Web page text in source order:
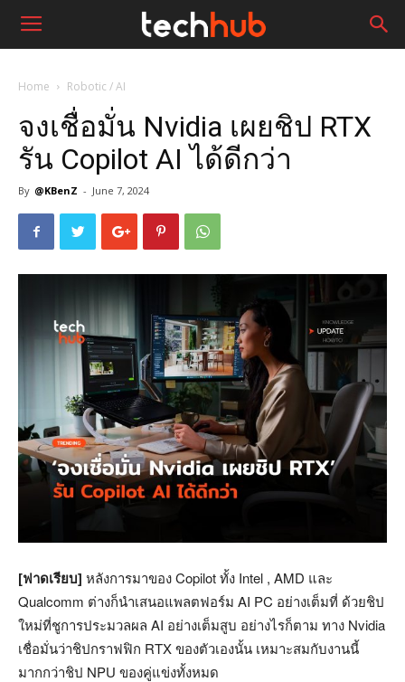
Home Robotic / AI
จงเชื่อมั่น Nvidia เผยชิป RTX
รัน Copilot AI ได้ดีกว่า
By @KBenZ - June 7, 2024
[ฟาดเรียบ] หลังการมาของ Copilot ทั้ง Intel , AMD และ
Qualcomm ต่างก็นำเสนอแพลตฟอร์ม AI PC อย่างเต็มที่ ด้วยชิป
ใหม่ที่ชูการประมวลผล AI อย่างเต็มสูบ อย่างไรก็ตาม ทาง Nvidia
เชื่อมั่นว่าชิปกราฟฟิก RTX ของตัวเองนั้น เหมาะสมกับงานนี้
มากกว่าชิป NPU ของคู่แข่งทั้งหมด